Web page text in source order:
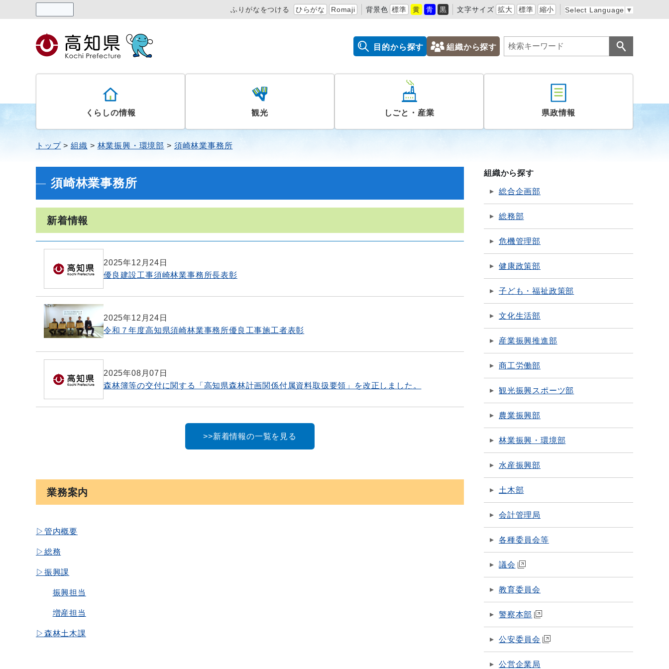
ふりがなをつける ひらがな Romaji 背景色 標準 黄 青 黒 文字サイズ 拡大 標準 縮小 Select Language ▼
目的から探す 組織から探す
くらしの情報 観光 しごと・産業 県政情報
トップ 組織 林業振興・環境部 須崎林業事務所
須崎林業事務所
新着情報
2025年12月24日
優良建設工事須崎林業事務所長表彰
2025年12月24日
令和７年度高知県須崎林業事務所優良工事施工者表彰
2025年08月07日
森林簿等の交付に関する「高知県森林計画関係付属資料取扱要領」を改正しました。
>>新着情報の一覧を見る
業務案内
▷管内概要
▷総務
▷振興課
振興担当
増産担当
▷森林土木課
組織から探す
総合企画部
総務部
危機管理部
健康政策部
子ども・福祉政策部
文化生活部
産業振興推進部
商工労働部
観光振興スポーツ部
農業振興部
林業振興・環境部
水産振興部
土木部
会計管理局
各種委員会等
議会
教育委員会
警察本部
公安委員会
公営企業局